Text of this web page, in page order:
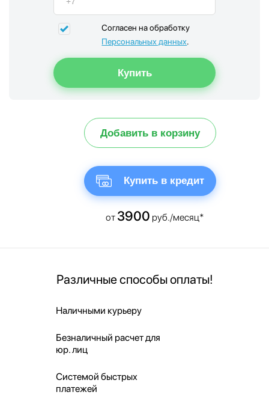
Согласен на обработку
Персональных данных.
Добавить в корзину
Купить в кредит
от 3900 руб./месяц*
Различные способы оплаты!
Наличными курьеру
Безналичный расчет для
юр. лиц
Системой быстрых
платежей